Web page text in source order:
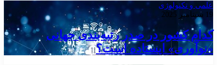
علمی و تکنولوژی
19 سپتامبر 2025
کدام کشور در صدر رتبه‌بندی جهانی
«نوآوری» ایستاده است؟